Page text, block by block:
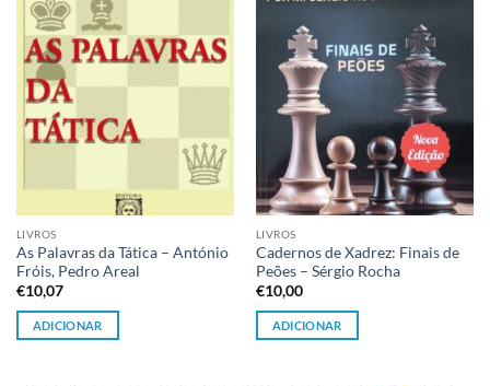
Adicionar
à lista de
desejos
LIVROS
As Palavras da Tática – António
Fróis, Pedro Areal
€10,07
ADICIONAR
à lista de
desejos
LIVROS
Cadernos de Xadrez: Finais de
Peões – Sérgio Rocha
€10,00
ADICIONAR